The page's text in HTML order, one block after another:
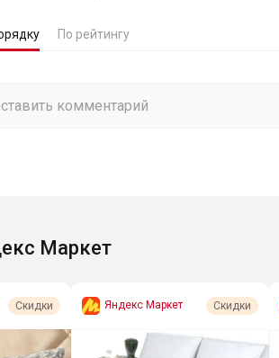
По рейтингу
Маркет
Скидки Яндекс Маркет Скидки